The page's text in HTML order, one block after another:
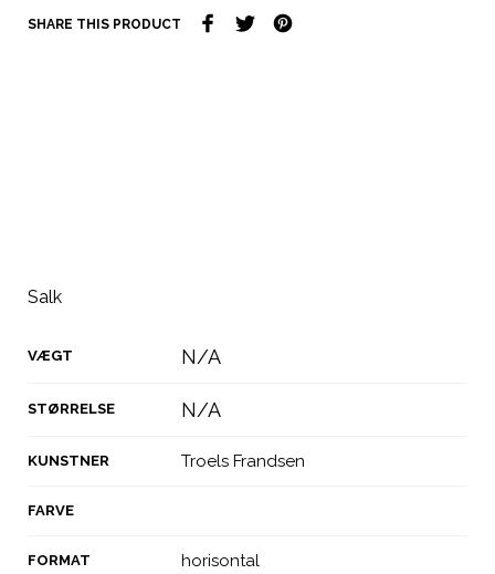
SHARE THIS PRODUCT
Salk
VÆGT N/A
STØRRELSE N/A
KUNSTNER Troels Frandsen
FARVE
FORMAT horisontal